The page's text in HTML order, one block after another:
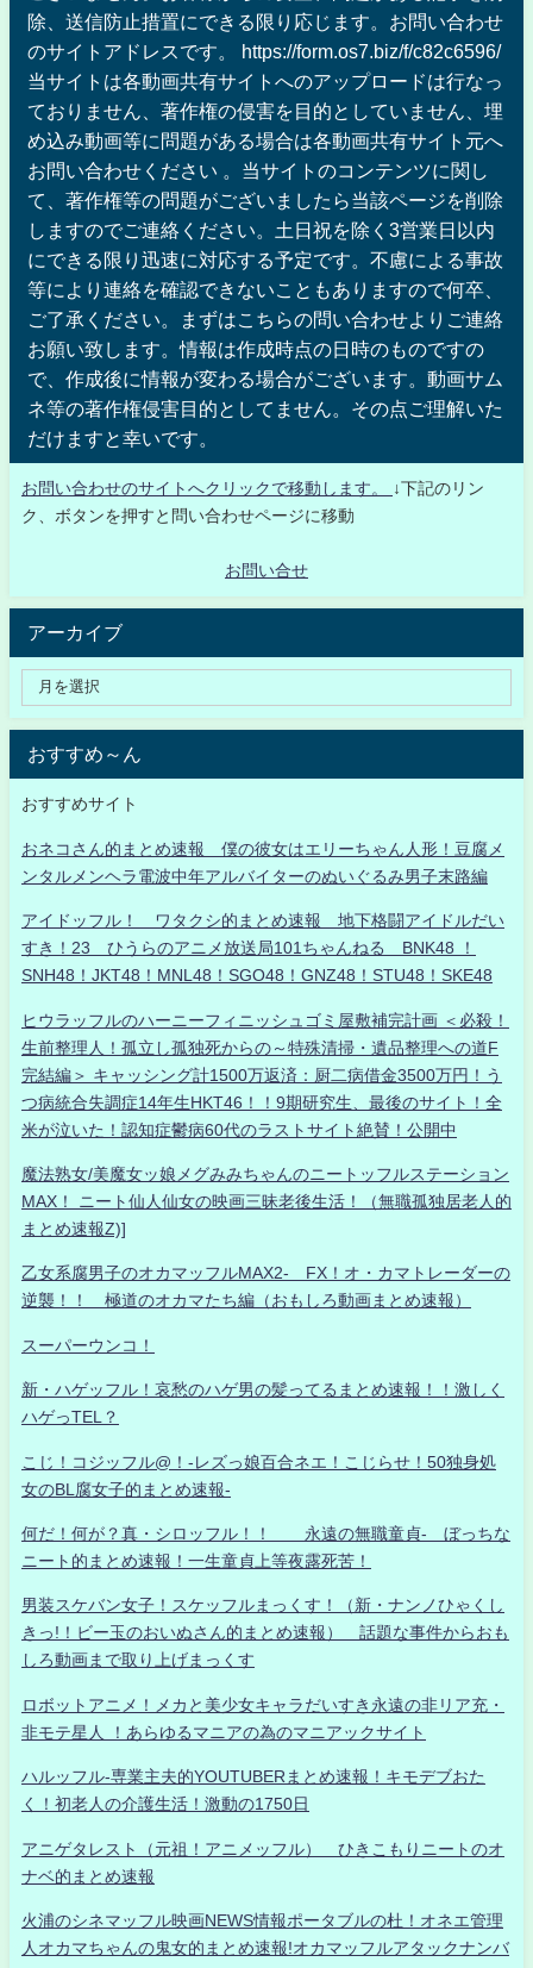
除、送信防止措置にできる限り応じます。お問い合わせ
のサイトアドレスです。 https://form.os7.biz/f/c82c6596/
当サイトは各動画共有サイトへのアップロードは行なっ
ておりません、著作権の侵害を目的としていません、埋
め込み動画等に問題がある場合は各動画共有サイト元へ
お問い合わせください 。当サイトのコンテンツに関し
て、著作権等の問題がございましたら当該ページを削除
しますのでご連絡ください。土日祝を除く3営業日以内
にできる限り迅速に対応する予定です。不慮による事故
等により連絡を確認できないこともありますので何卒、
ご了承ください。まずはこちらの問い合わせよりご連絡
お願い致します。情報は作成時点の日時のものですの
で、作成後に情報が変わる場合がございます。動画サム
ネ等の著作権侵害目的としてません。その点ご理解いた
だけますと幸いです。
お問い合わせのサイトへクリックで移動します。
↓下記のリン
ク、ボタンを押すと問い合わせページに移動
お問い合せ
アーカイブ
おすすめ～ん
おすすめサイト
おネコさん的まとめ速報 僕の彼女はエリーちゃん人形！豆腐メ
ンタルメンヘラ電波中年アルバイターのぬいぐるみ男子末路編
アイドッフル！ ワタクシ的まとめ速報 地下格闘アイドルだい
すき！23 ひうらのアニメ放送局101ちゃんねる BNK48 ！
SNH48！JKT48！MNL48！SGO48！GNZ48！STU48！SKE48
ヒウラッフルのハーニーフィニッシュゴミ屋敷補完計画 ＜必殺！
生前整理人！孤立し孤独死からの～特殊清掃・遺品整理への道F
完結編＞ キャッシング計1500万返済：厨二病借金3500万円！う
つ病統合失調症14年生HKT46！！9期研究生、最後のサイト！全
米が泣いた！認知症鬱病60代のラストサイト絶賛！公開中
魔法熟女/美魔女ッ娘メグみみちゃんのニートッフルステーション
MAX！ ニート仙人仙女の映画三昧老後生活！（無職孤独居老人的
まとめ速報Z)]
乙女系腐男子のオカマッフルMAX2- FX！オ・カマトレーダーの
逆襲！！ 極道のオカマたち編（おもしろ動画まとめ速報）
スーパーウンコ！
新・ハゲッフル！哀愁のハゲ男の髪ってるまとめ速報！！激しく
ハゲっTEL？
こじ！コジッフル@！-レズっ娘百合ネエ！こじらせ！50独身処
女のBL腐女子的まとめ速報-
何だ！何が？真・シロッフル！！ 永遠の無職童貞- ぼっちな
ニート的まとめ速報！一生童貞上等夜露死苦！
男装スケバン女子！スケッフルまっくす！（新・ナンノひゃくし
きっ!！ビー玉のおいぬさん的まとめ速報） 話題な事件からおも
しろ動画まで取り上げまっくす
ロボットアニメ！メカと美少女キャラだいすき永遠の非リア充・
非モテ星人 ！あらゆるマニアの為のマニアックサイト
ハルッフル-専業主夫的YOUTUBERまとめ速報！キモデブおた
く！初老人の介護生活！激動の1750日
アニゲタレスト（元祖！アニメッフル） ひきこもりニートのオ
ナベ的まとめ速報
火浦のシネマッフル映画NEWS情報ポータブルの杜！オネエ管理
人オカマちゃんの鬼女的まとめ速報!オカマッフルアタックナンバ